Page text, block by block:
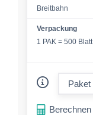
Breitbahn
Verpackung
1 PAK = 500 Blatt
Berechnen